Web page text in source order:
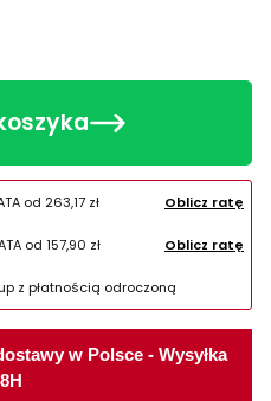
od 263,17 zł Oblicz ratę
od 157,90 zł Oblicz ratę
z płatnością odroczoną
w Polsce - Wysyłka